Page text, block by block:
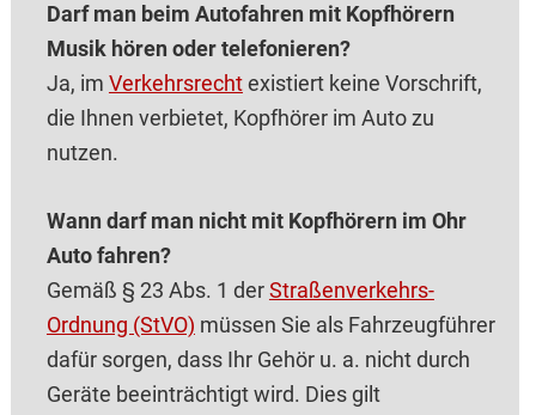
Darf man beim Autofahren mit Kopfhörern
Musik hören oder telefonieren?
Ja, im Verkehrsrechtexistiert keine Vorschrift,
die Ihnen verbietet, Kopfhörer im Auto zu
nutzen.
Wann darf man nicht mit Kopfhörern im Ohr
Auto fahren?
Gemäß § 23 Abs. 1 derStraßenverkehrs-
Ordnung (StVO) müssen Sie als Fahrzeugführer
dafür sorgen, dass Ihr Gehör u. a. nicht durch
Geräte beeinträchtigt wird. Dies gilt